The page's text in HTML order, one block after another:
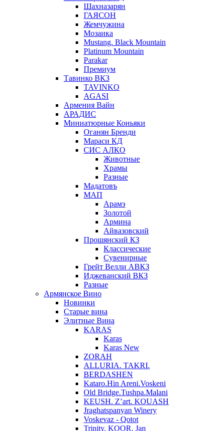
Шахназарян
ГАЯСОН
Жемчужина
Мозаика
Mustang. Black Mountain
Platinum Mountain
Parakar
Премиум
Тавинко ВКЗ
TAVINKO
AGASI
Армения Вайн
АРАДИС
Миниатюрные Коньяки
Оганян Бренди
Мараси КД
СИС АЛКО
Животные
Храмы
Разные
Мадатовъ
МАП
Арамэ
Золотой
Армина
Айвазовский
Прошянский КЗ
Классические
Сувенирные
Грейт Велли АВКЗ
Иджеванский ВКЗ
Разные
Армянское Вино
Новинки
Старые вина
Элитные Вина
KARAS
Karas
Karas New
ZORAH
ALLURIA. TAKRI.
BERDASHEN
Kataro.Hin Areni.Voskeni
Old Bridge.Tushpa.Malani
KEUSH. Z’art. KOUASH
Jraghatspanyan Winery
Voskevaz - Qotot
Trinity. KOOR. Jan